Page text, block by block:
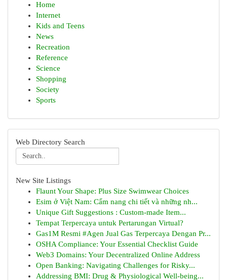
Home
Internet
Kids and Teens
News
Recreation
Reference
Science
Shopping
Society
Sports
Web Directory Search
New Site Listings
Flaunt Your Shape: Plus Size Swimwear Choices
Esim ở Việt Nam: Cẩm nang chi tiết và những nh...
Unique Gift Suggestions : Custom-made Item...
Tempat Terpercaya untuk Pertarungan Virtual?
Gas1M Resmi #Agen Jual Gas Terpercaya Dengan Pr...
OSHA Compliance: Your Essential Checklist Guide
Web3 Domains: Your Decentralized Online Address
Open Banking: Navigating Challenges for Risky...
Addressing BMI: Drug & Physiological Well-being...